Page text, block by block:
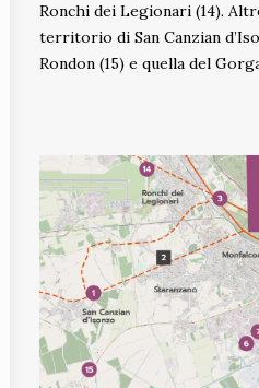
Ronchi dei Legionari (14).
territorio di San Canzian
Rondon (15) e quella del